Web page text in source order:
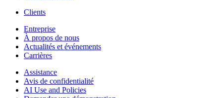
Clients
Entreprise
À propos de nous
Actualités et événements
Carrières
Assistance
Avis de confidentialité
AI Use and Policies